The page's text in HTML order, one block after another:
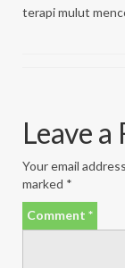
terapi mulut
Leave a
Your email
marked *
Comment *